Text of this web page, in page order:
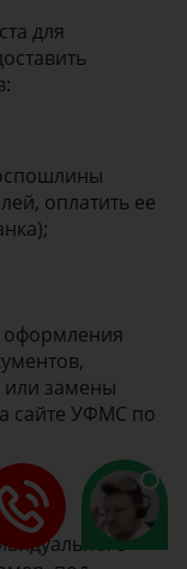
для
оплатить ее
оформления
или замены
сайте УФМС по